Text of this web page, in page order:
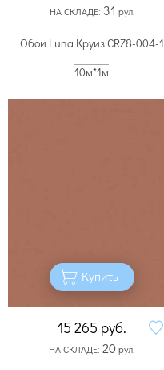
НА СКЛАДЕ: 31 рул.
Обои Luna Круиз CRZ8-004-1
10м*1м
Купить
15 265 руб.
НА СКЛАДЕ: 20рул.